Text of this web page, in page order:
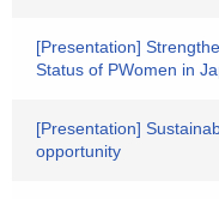
[Presentation]
Status of PWomen in
[Presentation]
opportunity